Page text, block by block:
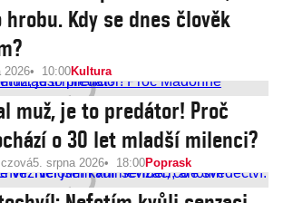
Kdy se dnes člověk
2026 10:00Kultura
muž, je to predátor! Proč
o 30 let mladší milenci?
5. srpna 2026 18:00Poprask